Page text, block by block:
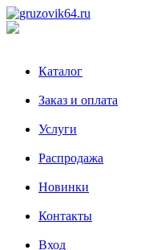
Каталог
Заказ и оплата
Услуги
Распродажа
Новинки
Контакты
Вход